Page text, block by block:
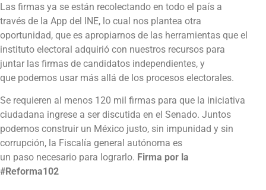
Las firmas ya se están recolectando en todo el país a
través de la App del INE, lo cual nos plantea otra
oportunidad, que es apropiarnos de las herramientas que el
instituto electoral adquirió con nuestros recursos para
juntar las firmas de candidatos independientes, y
que podemos usar más allá de los procesos electorales.
Se requieren al menos 120 mil firmas para que la iniciativa
ciudadana ingrese a ser discutida en el Senado. Juntos
podemos construir un México justo, sin impunidad y sin
corrupción, la Fiscalía general autónoma es
un paso necesario para lograrlo. Firma por la
#Reforma102